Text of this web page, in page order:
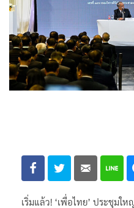
เริ่มแล้ว! ‘เพื่อไทย’ ประชุม